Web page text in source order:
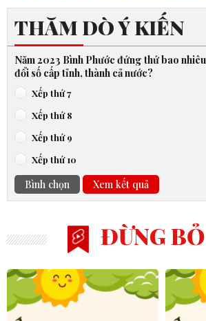
THĂM DÒ Ý KIẾN
Năm 2023 Bình Phước đứng thứ bao
đổi số cấp tỉnh, thành cả nước?
Xếp thứ 7
Xếp thứ 8
Xếp thứ 9
Xếp thứ 10
Bình chọn Xem kết quả
ĐỪNG